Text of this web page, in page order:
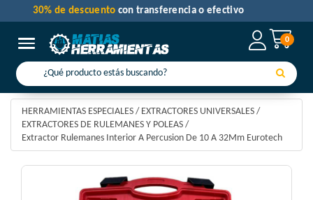
0
Toggle navigation
30% de descuento con transferencia o efectivo
HERRAMIENTAS ESPECIALES / EXTRACTORES UNIVERSALES /
EXTRACTORES DE RULEMANES Y POLEAS /
Extractor Rulemanes Interior A Percusion De 10 A 32Mm Eurotech